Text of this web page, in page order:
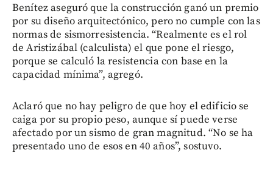
Benítez aseguró que la construcción ganó un premio
por su diseño arquitectónico, pero no cumple con las
normas de sismorresistencia. “Realmente es el rol
de Aristizábal (calculista) el que pone el riesgo,
porque se calculó la resistencia con base en la
capacidad mínima”, agregó.
Aclaró que no hay peligro de que hoy el edificio se
caiga por su propio peso, aunque sí puede verse
afectado por un sismo de gran magnitud. “No se ha
presentado uno de esos en 40 años”, sostuvo.